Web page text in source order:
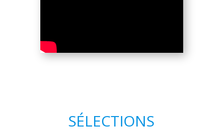
SÉLECTIONS